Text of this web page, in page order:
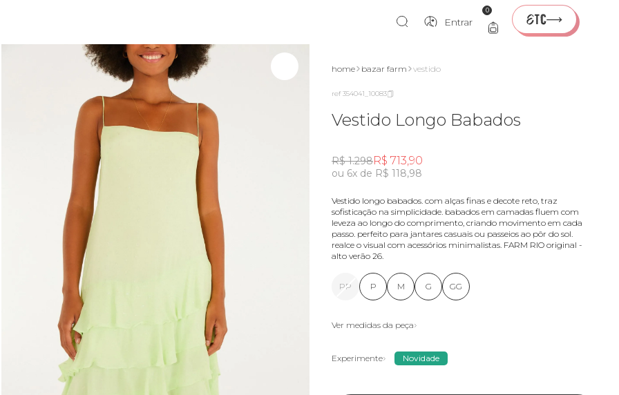
Entrar
0
Experimente home bazar farm vestido
ref 354041_10083
Vestido Longo Babados
R$ 1.298R$ 713,90
ou 6x de R$ 118,98
vestido longo babados. com alças finas e decote reto, traz
sofisticação na simplicidade. babados em camadas fluem com
leveza ao longo do comprimento, criando movimento em cada
passo. perfeito para jantares casuais ou passeios ao pôr do sol.
realce o visual com acessórios minimalistas. FARM RIO original -
alto verão 26.
PP P M G GG
Ver medidas da peça
Experimente Novidade